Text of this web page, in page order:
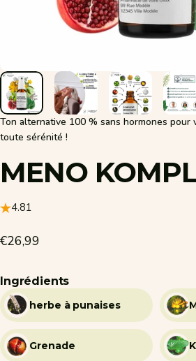
Ton alternative 100 % sans hormones pour
toute sérénité !
MENO
4.81
€26,99
Ingrédients
herbe à punaises
Grenade